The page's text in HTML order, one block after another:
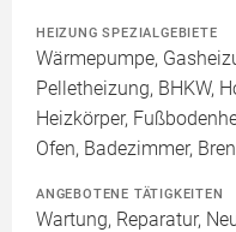
HEIZUNG SPEZIALGEBIETE
Wärmepumpe,
Pelletheizung, BHKW,
Heizkörper,
Ofen, Badezimmer,
ANGEBOTENE TÄTIGKEITEN
Wartung, Reparatur,